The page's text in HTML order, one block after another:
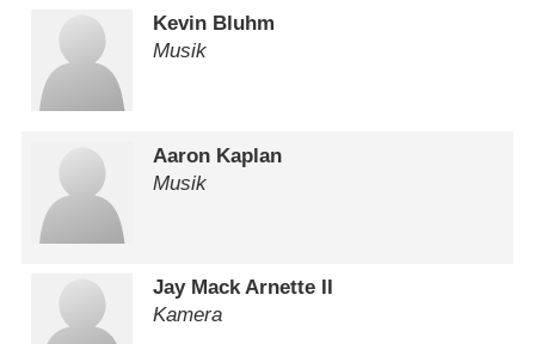
Kevin Bluhm
Musik
Aaron Kaplan
Musik
Jay Mack Arnette II
Kamera